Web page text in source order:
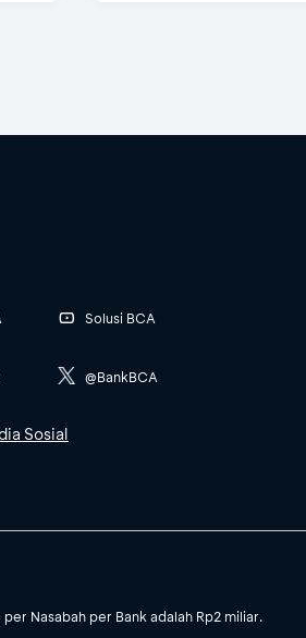
Solusi BCA
@BankBCA
Sosial
Nasabah per Bank adalah Rp2 miliar.